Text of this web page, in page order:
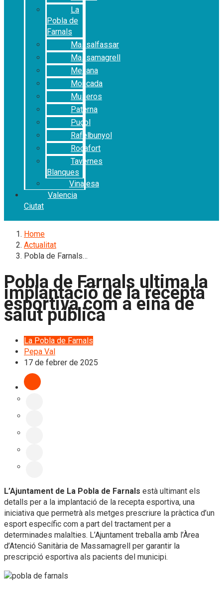
La
Pobla de
Farnals
Massalfassar
Massamagrell
Meliana
Moncada
Museros
Paterna
Puçol
Rafelbunyol
Rocafort
Tavernes
Blanques
Vinalesa
Valencia
Ciutat
Home
Actualitat
Pobla de Farnals…
Pobla de Farnals ultima la
implantació de la recepta
esportiva com a eina de
salut pública
La Pobla de Farnals
Pepa Val
17 de febrer de 2025
L’Ajuntament de La Pobla de Farnals està ultimant els
detalls per a la implantació de la recepta esportiva, una
iniciativa que permetrà als metges prescriure la pràctica d’un
esport específic com a part del tractament per a
determinades malalties. L’Ajuntament treballa amb l’Àrea
d’Atenció Sanitària de Massamagrell per garantir la
prescripció esportiva als pacients del municipi.